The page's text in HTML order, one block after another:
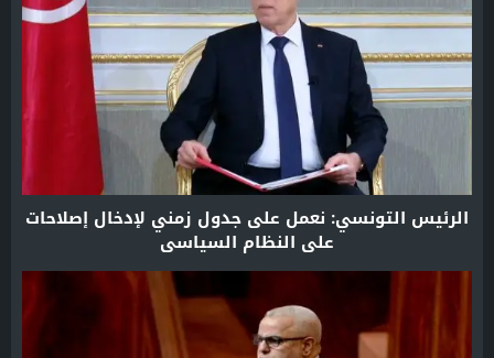
الرئيس التونسي: نعمل على جدول زمني لإدخال إصلاحات
على النظام السياسي